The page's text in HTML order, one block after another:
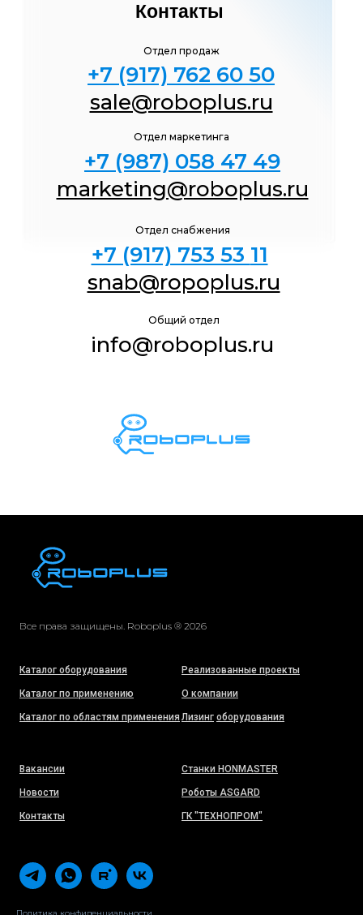
+7 (917) 762 60 50
+7 (987) 058 47 49
+7 (917) 753 53 11
sale@roboplus.ru
marketing@roboplus.ru
snab@ropoplus.ru
info@roboplus.ru
Контакты
Отдел маркетинга
Общий отдел
Отдел снабжения
Отдел продаж
Все права защищены. Roboplus ® 2026
Каталог оборудования
Каталог по применению
Каталог по областям применения
Реализованные проекты
О компании
Лизинг оборудования
Вакансии
Новости
Контакты
Станки HONMASTER
Роботы ASGARD
ГК "ТЕХНОПРОМ"